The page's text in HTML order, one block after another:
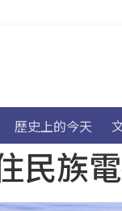
歷史上的今天
民族